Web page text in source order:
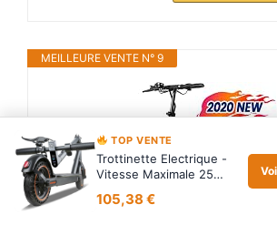
MEILLEURE VENTE N° 9
TOP VENTE
Trottinette Electrique -
Vitesse Maximale 25
105,38 €